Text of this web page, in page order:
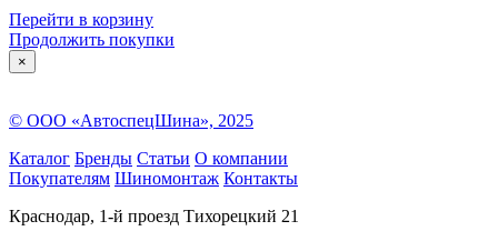
Перейти в корзину
Продолжить покупки
×
© ООО «АвтоспецШина», 2025
Каталог Бренды Статьи О компании
Покупателям Шиномонтаж Контакты
Краснодар, 1-й проезд Тихорецкий 21